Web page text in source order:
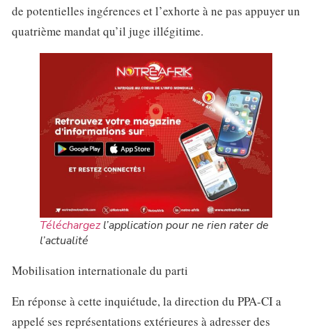
de potentielles ingérences et l’exhorte à ne pas appuyer un
quatrième mandat qu’il juge illégitime.
Téléchargezl’application pour ne rien rater de
l’actualité
Mobilisation internationale du parti
En réponse à cette inquiétude, la direction du PPA-CI a
appelé ses représentations extérieures à adresser des